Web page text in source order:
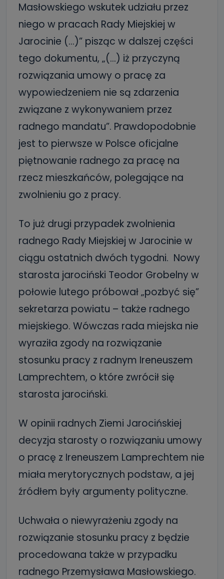
Masłowskiego wskutek udziału przez
niego w pracach Rady Miejskiej w
Jarocinie (…)” pisząc w dalszej części
tego dokumentu, „(…) iż przyczyną
rozwiązania umowy o pracę za
wypowiedzeniem nie są zdarzenia
związane z wykonywaniem przez
radnego mandatu”. Prawdopodobnie
jest to pierwsze w Polsce oficjalne
piętnowanie radnego za pracę na
rzecz mieszkańców, polegające na
zwolnieniu go z pracy.
To już drugi przypadek zwolnienia
radnego Rady Miejskiej w Jarocinie w
ciągu ostatnich dwóch tygodni. Nowy
starosta jarociński Teodor Grobelny w
połowie lutego próbował „pozbyć się”
sekretarza powiatu – także radnego
miejskiego. Wówczas rada miejska nie
wyraziła zgody na rozwiązanie
stosunku pracy z radnym Ireneuszem
Lamprechtem, o które zwrócił się
starosta jarociński.
W opinii radnych Ziemi Jarocińskiej
decyzja starosty o rozwiązaniu umowy
o pracę z Ireneuszem Lamprechtem nie
miała merytorycznych podstaw, a jej
źródłem były argumenty polityczne.
Uchwała o niewyrażeniu zgody na
rozwiązanie stosunku pracy z będzie
procedowana także w przypadku
radnego Przemysława Masłowskiego.